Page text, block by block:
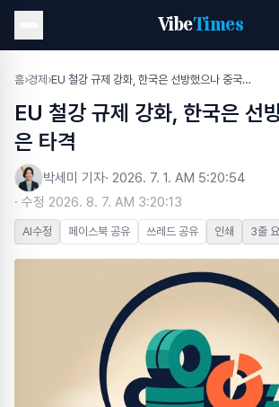
VibeTimes
홈›경제 › EU 철강 규제 강화, 한국은 선방했으나 중국은 타격
EU 철강 규제 강화, 한국은 선
은 타격
박세미 기자· 2026. 7. 1. AM 5:20:54
· 수정 2026. 8. 7. AM 3:20:13
AI수정 페이스북 공유 쓰레드 공유 인쇄 3줄